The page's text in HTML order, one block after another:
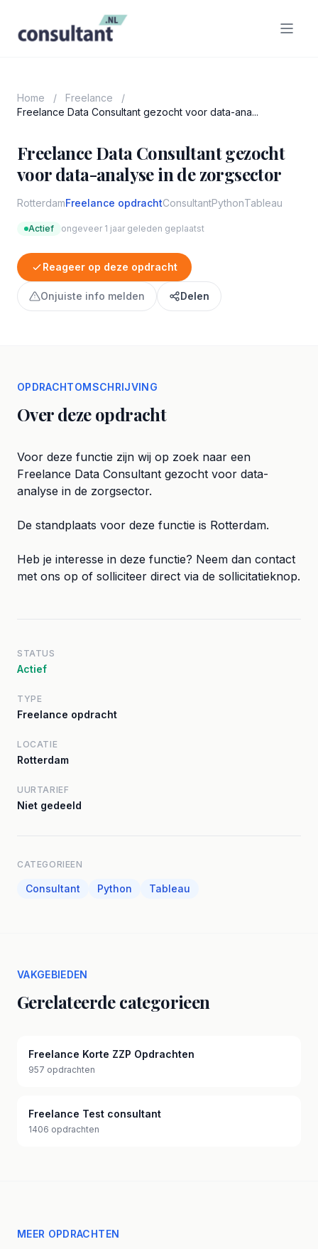
Home / Freelance
/
Freelance Data Consultant gezocht voor data-ana...
Freelance Data Consultant gezocht
voor data-analyse in de zorgsector
RotterdamFreelance opdrachtConsultantPythonTableau
Actief ongeveer 1 jaar geleden geplaatst
Reageer op deze opdracht
Onjuiste info melden Delen
OPDRACHTOMSCHRIJVING
Over deze opdracht
Voor deze functie zijn wij op zoek naar een
Freelance Data Consultant gezocht voor data-
analyse in de zorgsector.
De standplaats voor deze functie is Rotterdam.
Heb je interesse in deze functie? Neem dan contact
met ons op of solliciteer direct via de sollicitatieknop.
STATUS
Actief
TYPE
Freelance opdracht
LOCATIE
Rotterdam
UURTARIEF
Niet gedeeld
CATEGORIEEN
Consultant Python Tableau
VAKGEBIEDEN
Gerelateerde categorieen
Freelance Korte ZZP Opdrachten
957 opdrachten
Freelance Test consultant
1406 opdrachten
MEER OPDRACHTEN